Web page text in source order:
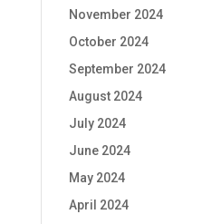
November 2024
October 2024
September 2024
August 2024
July 2024
June 2024
May 2024
April 2024